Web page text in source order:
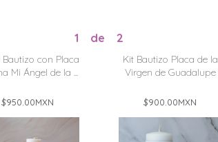
1 de 2
Bautizo con Placa
Mi Ángel de la ...
$950.00MXN
Kit Bautizo Placa de la
Virgen de Guadalupe
$900.00MXN